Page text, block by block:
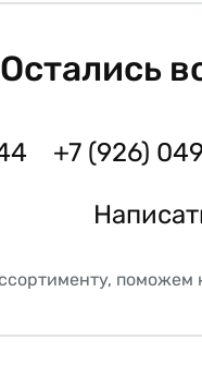
Остались
+7 (926)